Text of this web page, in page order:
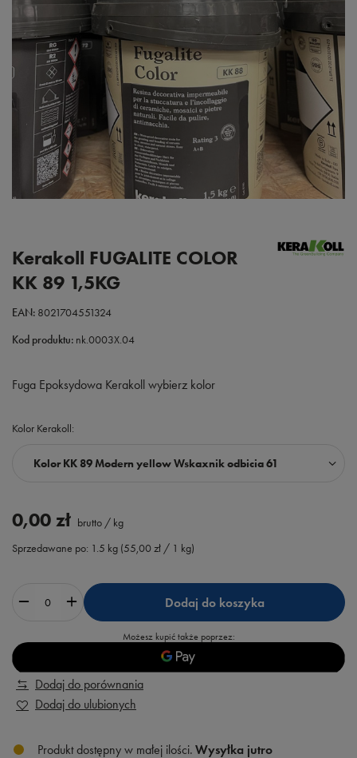
Kerakoll FUGALITE COLOR
KK 89 1,5KG
EAN: 8021704551324
Kod produktu: nk.0003X.04
Fuga Epoksydowa Kerakoll wybierz kolor
Kolor Kerakoll
Kolor KK 89 Modern yellow Wskaxnik odbicia 61
0,00 zł brutto / kg
Sprzedawane po: 1.5 kg (55,00 zł / 1 kg)
Dodaj do koszyka
Możesz kupić także poprzez:
Dodaj do porównania
Dodaj do ulubionych
Produkt dostępny w małej ilości Wysyłka jutro